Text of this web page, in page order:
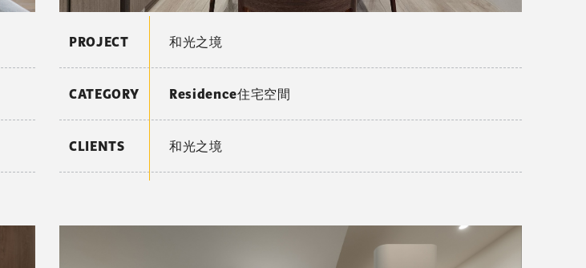
PROJECT 和光之境
CATEGORY Residence住宅空間
CLIENTS 和光之境